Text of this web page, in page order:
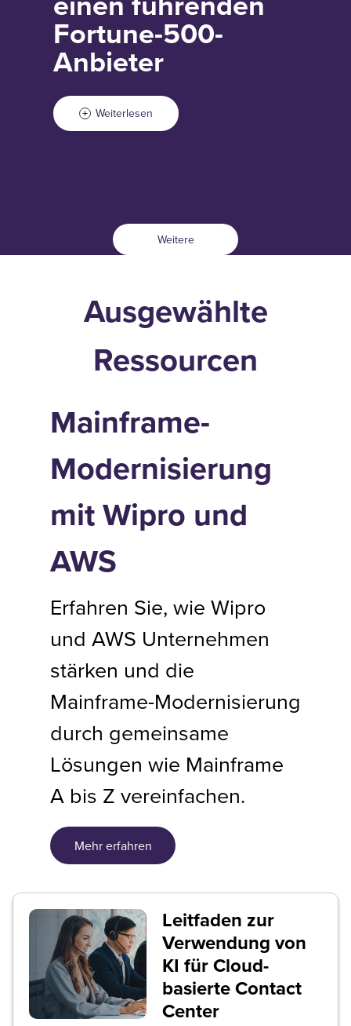
Fortune-500-
Anbieter
Weiterlesen
Weitere
Ausgewählte
Ressourcen
Mainframe-
Modernisierung
mit Wipro und
AWS
Erfahren Sie, wie Wipro
und AWS Unternehmen
stärken und die
Mainframe-Modernisierung
durch gemeinsame
Lösungen wie Mainframe
A bis Z vereinfachen.
Mehr erfahren
Leitfaden zur
Verwendung von
KI für Cloud-
basierte Contact
Center